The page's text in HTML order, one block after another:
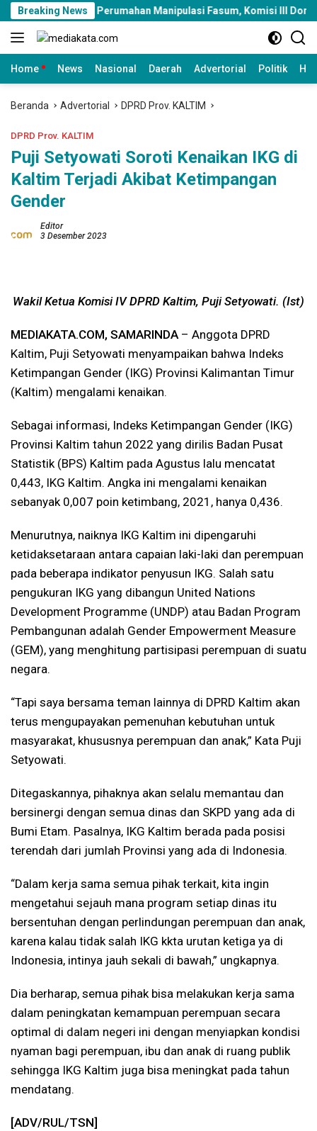
Langsung
ke
konten
Breaking News
Perumahan Manipulasi Fasum, Komisi III Dorong Audit
Home News Nasional Daerah Advertorial Politik
Beranda Advertorial DPRD Prov. KALTIM
DPRD Prov. KALTIM
Puji Setyowati Soroti Kenaikan IKG di
Kaltim Terjadi Akibat Ketimpangan
Gender
Editor
3 Desember 2023
Wakil Ketua Komisi IV DPRD Kaltim, Puji Setyowati. (Ist)
MEDIAKATA.COM, SAMARINDA – Anggota DPRD
Kaltim, Puji Setyowati menyampaikan bahwa Indeks
Ketimpangan Gender (IKG) Provinsi Kalimantan Timur
(Kaltim) mengalami kenaikan.
Sebagai informasi, Indeks Ketimpangan Gender (IKG)
Provinsi Kaltim tahun 2022 yang dirilis Badan Pusat
Statistik (BPS) Kaltim pada Agustus lalu mencatat
0,443, IKG Kaltim. Angka ini mengalami kenaikan
sebanyak 0,007 poin ketimbang, 2021, hanya 0,436.
Menurutnya, naiknya IKG Kaltim ini dipengaruhi
ketidaksetaraan antara capaian laki-laki dan perempuan
pada beberapa indikator penyusun IKG. Salah satu
pengukuran IKG yang dibangun United Nations
Development Programme (UNDP) atau Badan Program
Pembangunan adalah Gender Empowerment Measure
(GEM), yang menghitung partisipasi perempuan di suatu
negara.
“Tapi saya bersama teman lainnya di DPRD Kaltim akan
terus mengupayakan pemenuhan kebutuhan untuk
masyarakat, khususnya perempuan dan anak,” Kata Puji
Setyowati.
Ditegaskannya, pihaknya akan selalu memantau dan
bersinergi dengan semua dinas dan SKPD yang ada di
Bumi Etam. Pasalnya, IKG Kaltim berada pada posisi
terendah dari jumlah Provinsi yang ada di Indonesia.
“Dalam kerja sama semua pihak terkait, kita ingin
mengetahui sejauh mana program setiap dinas itu
bersentuhan dengan perlindungan perempuan dan anak,
karena kalau tidak salah IKG kkta urutan ketiga ya di
Indonesia, intinya jauh sekali di bawah,” ungkapnya.
Dia berharap, semua pihak bisa melakukan kerja sama
dalam peningkatan kemampuan perempuan secara
optimal di dalam negeri ini dengan menyiapkan kondisi
nyaman bagi perempuan, ibu dan anak di ruang publik
sehingga IKG Kaltim juga bisa meningkat pada tahun
mendatang.
[ADV/RUL/TSN]